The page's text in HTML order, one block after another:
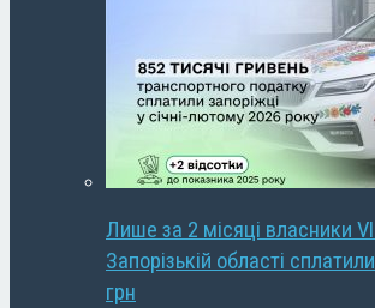
Лише за 2 місяці власники
Запорізькій області
грн